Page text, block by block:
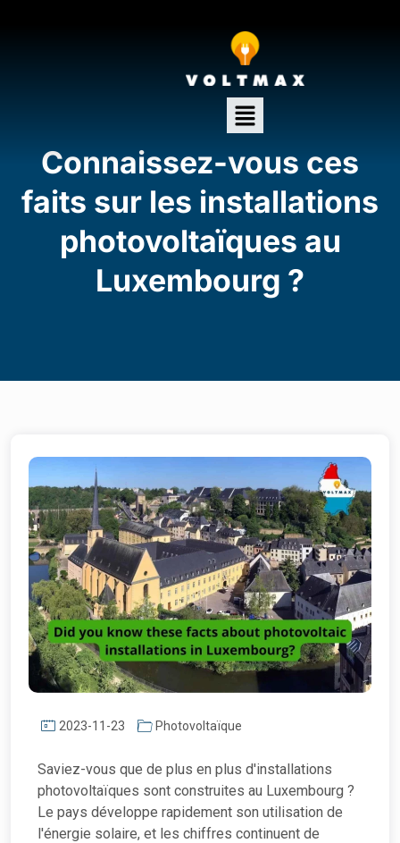
Connaissez-vous ces
faits sur les installations
photovoltaïques au
Luxembourg ?
2023-11-23 Photovoltaïque
Saviez-vous que de plus en plus d'installations
photovoltaïques sont construites au Luxembourg ?
Le pays développe rapidement son utilisation de
l'énergie solaire, et les chiffres continuent de